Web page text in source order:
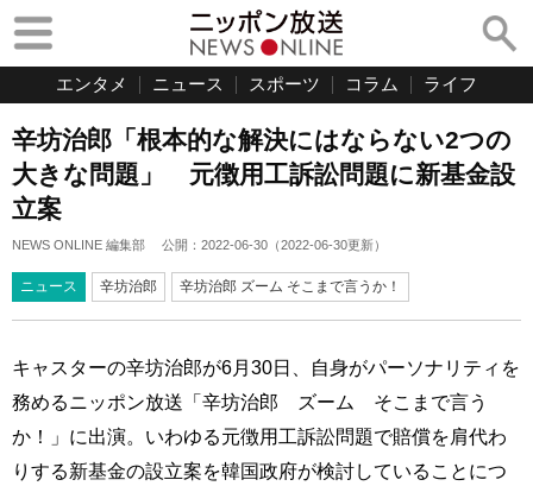
エンタメ ニュース スポーツ コラム ライフ
辛坊治郎「根本的な解決にはならない2つの
大きな問題」 元徴用工訴訟問題に新基金設
立案
NEWS ONLINE 編集部 公開： 2022-06-30 （2022-06-30更新）
ニュース 辛坊治郎 辛坊治郎 ズーム そこまで言うか！
キャスターの辛坊治郎が6月30日、自身がパーソナリティを
務めるニッポン放送「辛坊治郎 ズーム そこまで言う
か！」に出演。いわゆる元徴用工訴訟問題で賠償を肩代わ
りする新基金の設立案を韓国政府が検討していることにつ